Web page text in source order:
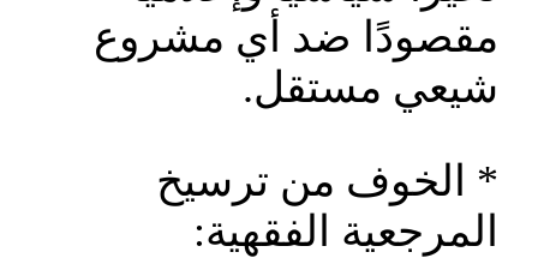
مقصودًا ضد أي مشروع
شيعي مستقل.
* الخوف من ترسيخ
المرجعية الفقهية: